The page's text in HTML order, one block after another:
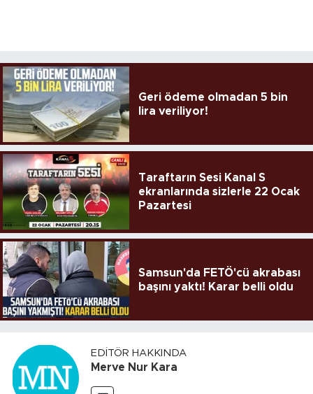
Geri ödeme olmadan 5 bin
lira veriliyor!
Taraftarın Sesi Kanal S
ekranlarında sizlerle 22 Ocak
Pazartesi
Samsun'da FETÖ'cü akrabası
başını yaktı! Karar belli oldu
EDITÖR HAKKINDA
Merve Nur Kara